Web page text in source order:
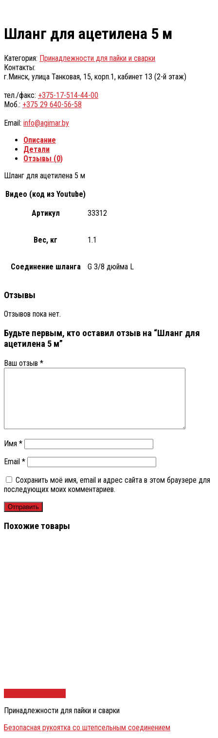
Шланг для ацетилена 5 м
Категория: Принадлежности для пайки и сварки
Контакты:
г.Минск, улица Танковая, 15, корп.1, кабинет 13 (2-й этаж)
тел./факс: +375-17-514-44-00
Моб.: +375 29 640-56-58
Email: info@agimar.by
Описание
Детали
Отзывы (0)
Шланг для ацетилена 5 м
Видео (код из Youtube)
Артикул 33312
Вес, кг 1.1
Соединение шланга G 3/8 дюйма L
Отзывы
Отзывов пока нет.
Будьте первым, кто оставил отзыв на “Шланг для
ацетилена 5 м”
Ваш отзыв *
Имя *
Email *
Сохранить моё имя, email и адрес сайта в этом браузере для
последующих моих комментариев.
Похожие товары
Принадлежности для пайки и сварки
Безопасная рукоятка со штепсельным соединением